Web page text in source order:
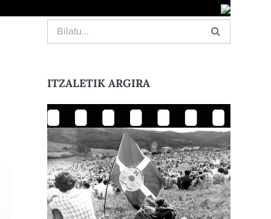
Search
ITZALETIK ARGIRA